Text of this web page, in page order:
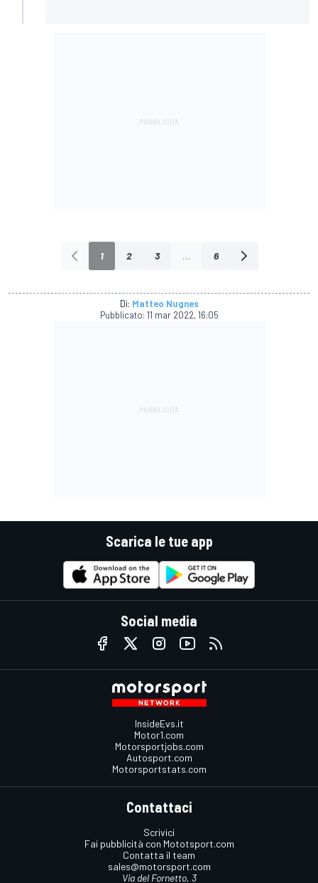
1 2 3 ... 6
Di: Matteo Nugnes
Pubblicato: 11 mar 2022, 16:05
Scarica le tue app
Social media
InsideEvs.it
Motor1.com
Motorsportjobs.com
Autosport.com
Motorsportstats.com
Contattaci
Scrivici
Fai pubblicità con Mototsport.com
Contatta il team
sales@motorsport.com
Via del Fornetto, 3